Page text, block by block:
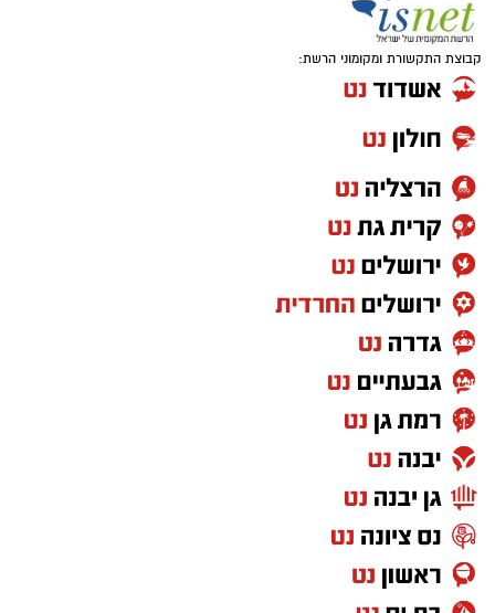
קבוצת התקשורת ומקומוני הרשת: